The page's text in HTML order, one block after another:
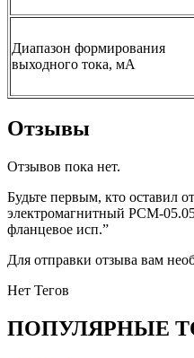
Диапазон формирования
выходного тока, мА
Отзывы
Отзывов пока нет.
Будьте первым, кто оставил
электромагнитный РСМ-
фланцевое исп.”
Для отправки отзыва вам
Нет Тегов
ПОПУЛЯРНЫЕ